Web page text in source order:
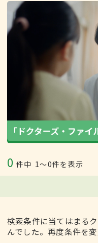
0 件中 1〜0件を表示
検索条件に当てはまる
んでした。再度条件を